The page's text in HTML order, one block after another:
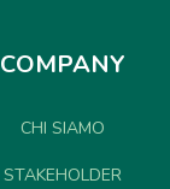
COMPANY
CHI SIAMO
STAKEHOLDER